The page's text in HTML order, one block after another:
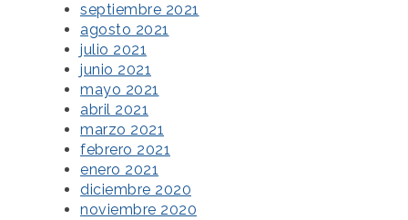
septiembre 2021
agosto 2021
julio 2021
junio 2021
mayo 2021
abril 2021
marzo 2021
febrero 2021
enero 2021
diciembre 2020
noviembre 2020